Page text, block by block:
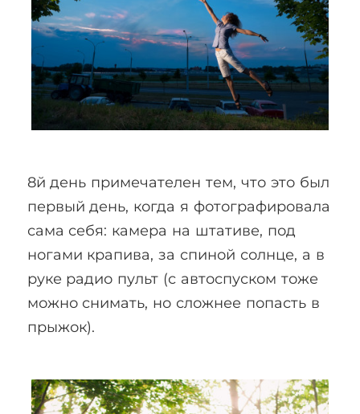
8й день примечателен тем, что это был
первый день, когда я фотографировала
сама себя: камера на штативе, под
ногами крапива, за спиной солнце, а в
руке радио пульт (с автоспуском тоже
можно снимать, но сложнее попасть в
прыжок).